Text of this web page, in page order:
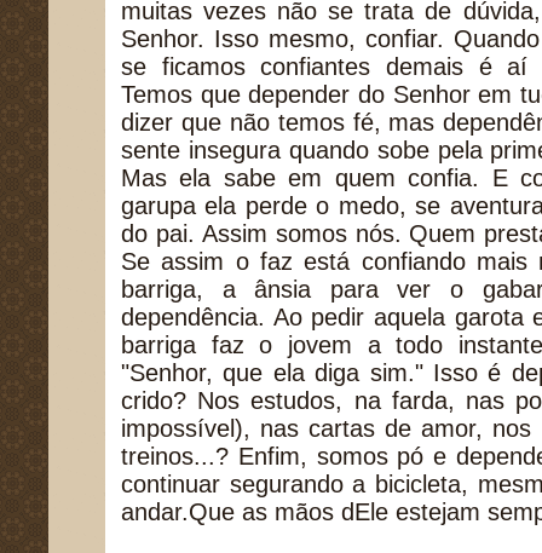
muitas vezes não se trata de
Senhor. Isso mesmo, confiar.
se ficamos confiantes demais é aí
Temos que depender do Senhor em
dizer que não temos fé, mas
sente insegura quando sobe pela
Mas ela sabe em quem confia. E
garupa ela perde o medo, se
do pai. Assim somos nós. Quem
Se assim o faz está confiando
barriga, a ânsia para ver o
dependência. Ao pedir aquela garota
barriga faz o jovem a todo
"Senhor, que ela diga sim." Isso é
crido? Nos estudos, na farda, nas
impossível), nas cartas de amor,
treinos...? Enfim, somos pó e
continuar segurando a bicicleta,
andar.Que as mãos dEle estejam